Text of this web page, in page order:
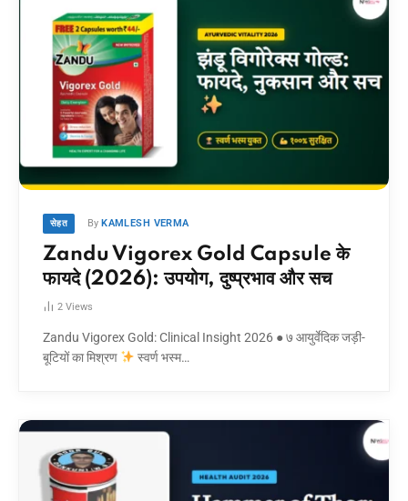
सेहत By KAMLESH VERMA
Zandu Vigorex Gold Capsule के
फायदे (2026): उपयोग, दुष्प्रभाव और सच
2 Views
Zandu Vigorex Gold: Clinical Insight 2026 ● ७ आयुर्वेदिक जड़ी-
बूटियों का मिश्रण
स्वर्ण भस्म…